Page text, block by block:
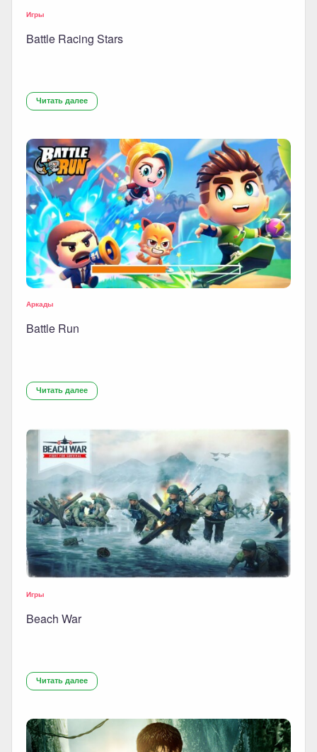
Игры
Battle Racing Stars
Читать далее
Аркады
Battle Run
Читать далее
Игры
Beach War
Читать далее